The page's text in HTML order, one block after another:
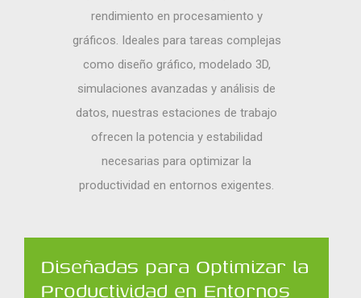
rendimiento en procesamiento y
gráficos. Ideales para tareas complejas
como diseño gráfico, modelado 3D,
simulaciones avanzadas y análisis de
datos, nuestras estaciones de trabajo
ofrecen la potencia y estabilidad
necesarias para optimizar la
productividad en entornos exigentes.
Diseñadas para Optimizar la
Productividad en Entornos